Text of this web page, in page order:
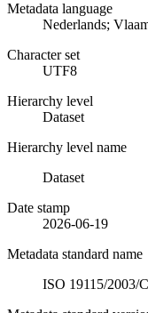
Metadata language
Nederlands;
Character set
UTF8
Hierarchy level
Dataset
Hierarchy level name
Dataset
Date stamp
2026-06-19
Metadata standard name
ISO 19115/2003/